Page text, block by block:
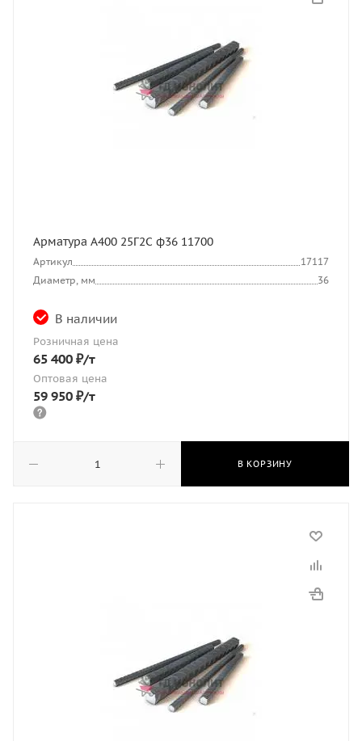
Арматура А400 25Г2С ф36 11700
Артикул
17117
Диаметр, мм
36
В наличии
Розничная цена
65 400 ₽/т
Оптовая цена
59 950 ₽/т
В КОРЗИНУ